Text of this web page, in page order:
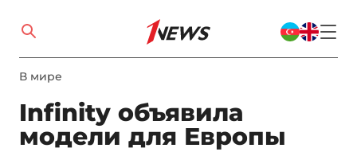
В мире
Infinity объявила
модели для Европы